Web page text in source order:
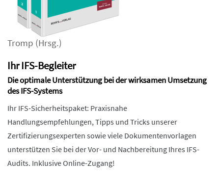
Tromp (Hrsg.)
Ihr IFS-Begleiter
Die optimale Unterstützung bei der wirksamen Umsetzung
des IFS-Systems
Ihr IFS-Sicherheitspaket: Praxisnahe
Handlungsempfehlungen, Tipps und Tricks unserer
Zertifizierungsexperten sowie viele Dokumentenvorlagen
unterstützen Sie bei der Vor- und Nachbereitung Ihres IFS-
Audits. Inklusive Online-Zugang!